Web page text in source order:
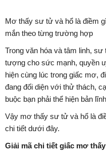
Mơ thấy sư tử và hổ là điềm
mắn theo từng trường hợp
Trong văn hóa và tâm linh,
tượng cho sức mạnh, quyền
hiện cùng lúc trong giấc mơ,
đang đối diện với thử thách,
buộc bạn phải thể hiện bản
Vậy mơ thấy sư tử và hổ là
chi tiết dưới đây.
Giải mã chi tiết giấc mơ